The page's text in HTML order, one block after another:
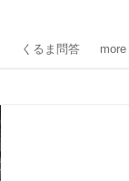
くるま問答 more